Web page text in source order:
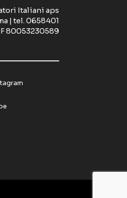
Italiani aps
| tel. 0658401
80053230589